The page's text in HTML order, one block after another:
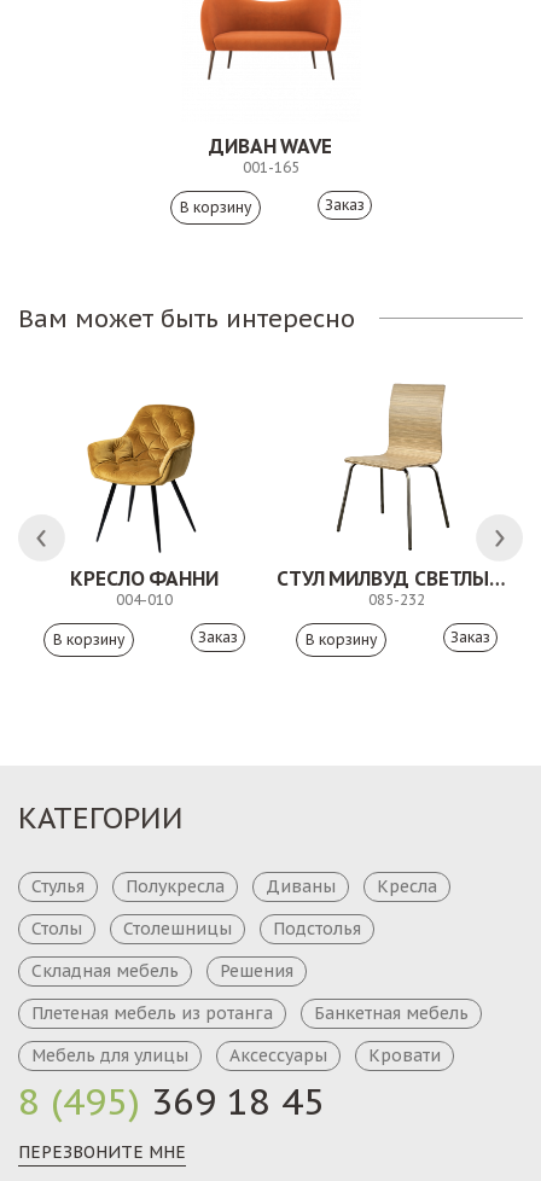
ДИВАН WAVE
001-165
Заказ
Вам может быть интересно
КРЕСЛО ФАННИ
004-010
Заказ
СТУЛ МИЛВУД СВЕТЛЫЙ ШЕЛК
085-232
Заказ
8 (495) 369 18 45
ПЕРЕЗВОНИТЕ МНЕ
КАТЕГОРИИ
Стулья Полукресла Диваны
Кресла
Столы
Столешницы
Подстолья
Складная мебель
Решения
Плетеная мебель из ротанга
Банкетная мебель
Мебель для улицы
Аксессуары Кровати